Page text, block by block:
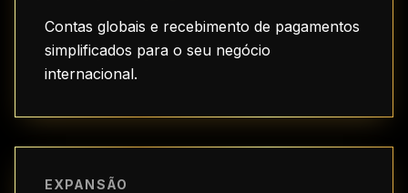
Contas globais e recebimento de pagamentos
simplificados para o seu negócio
internacional.
EXPANSÃO